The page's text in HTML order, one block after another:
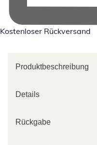
Kostenloser Rückversand
Produktbeschreibung
Details
Rückgabe